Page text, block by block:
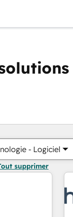
- Logiciel
supprimer